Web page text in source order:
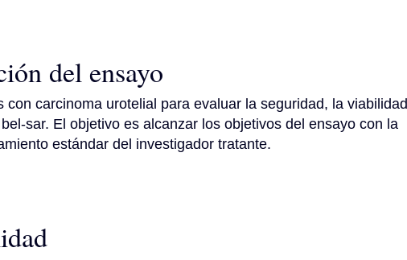
del ensayo
carcinoma urotelial para evaluar la seguridad, la viabilidad
sar. El objetivo es alcanzar los objetivos del ensayo con la
estándar del investigador tratante.